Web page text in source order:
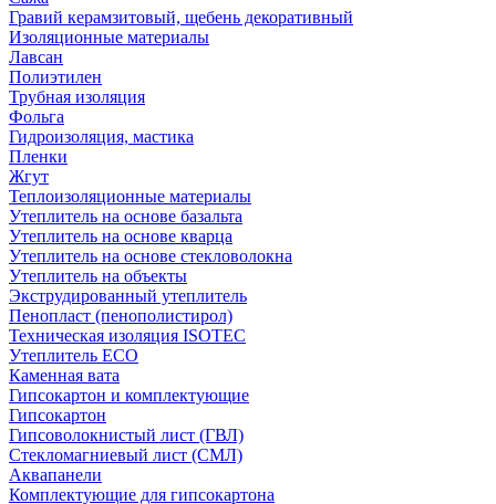
Гравий керамзитовый, щебень декоративный
Изоляционные материалы
Лавсан
Полиэтилен
Трубная изоляция
Фольга
Гидроизоляция, мастика
Пленки
Жгут
Теплоизоляционные материалы
Утеплитель на основе базальта
Утеплитель на основе кварца
Утеплитель на основе стекловолокна
Утеплитель на объекты
Экструдированный утеплитель
Пенопласт (пенополистирол)
Техническая изоляция ISOTEC
Утеплитель ECO
Каменная вата
Гипсокартон и комплектующие
Гипсокартон
Гипсоволокнистый лист (ГВЛ)
Стекломагниевый лист (СМЛ)
Аквапанели
Комплектующие для гипсокартона